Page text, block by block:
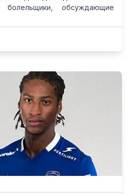
обсуждающие